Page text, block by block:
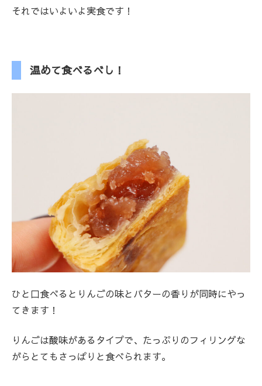
それではいよいよ実食です！
温めて食べるべし！
ひと口食べるとりんごの味とバターの香りが同時にやっ
てきます！
りんごは酸味があるタイプで、たっぷりのフィリングな
がらとてもさっぱりと食べられます。